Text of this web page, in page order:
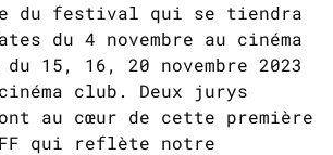
du festival qui se tiendra
du 4 novembre au cinéma
15, 16, 20 novembre 2023
club. Deux jurys
au cœur de cette première
qui reflète notre